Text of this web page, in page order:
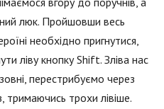
люк. Пройшовши весь
необхідно пригнутися,
ліву кнопку Shift. Зліва нас
перестрибуємо через
тримаючись трохи лівіше.